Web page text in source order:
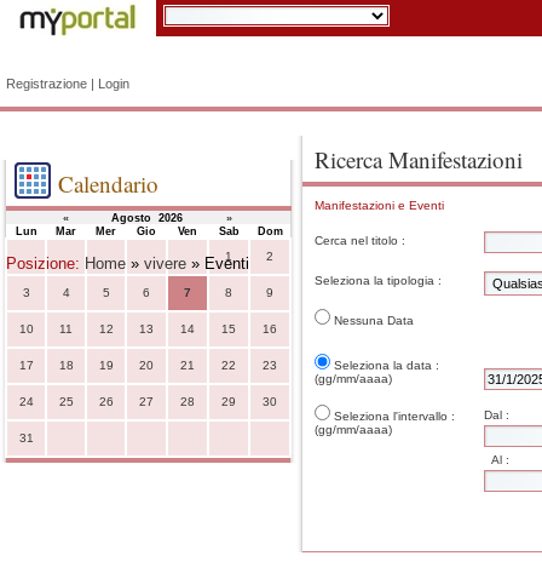
Posizione: Home » vivere » Eventi
Registrazione | Login
Calendario
« Agosto 2026
»
Lun
Mar Mer Gio Ven Sab
Dom
1
2
3 4 5 6 7 8 9
10 11 12 13 14 15 16
17 18 19 20 21 22 23
24 25 26 27 28 29 30
31
Ricerca Manifestazioni
Manifestazioni e Eventi
Cerca nel titolo :
Seleziona la tipologia :
Nessuna Data
Seleziona la data :
(gg/mm/aaaa)
Seleziona l'intervallo :
(gg/mm/aaaa)
Dal :
Al :